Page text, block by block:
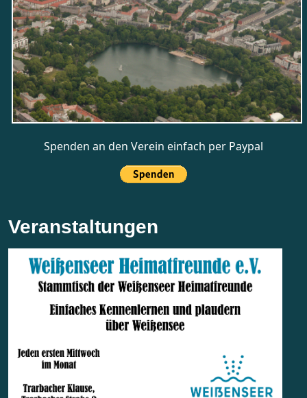
Spenden an den Verein einfach per Paypal
Veranstaltungen